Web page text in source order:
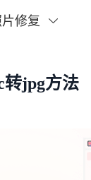
修复
转jpg方法